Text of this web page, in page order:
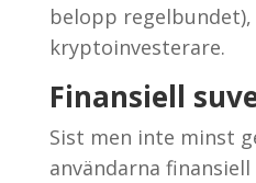
belopp
kryptoinvesterare.
Finansiell
Sist men inte minst
användarna